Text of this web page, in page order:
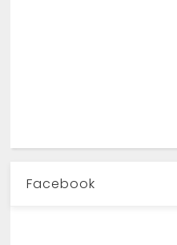
Facebook